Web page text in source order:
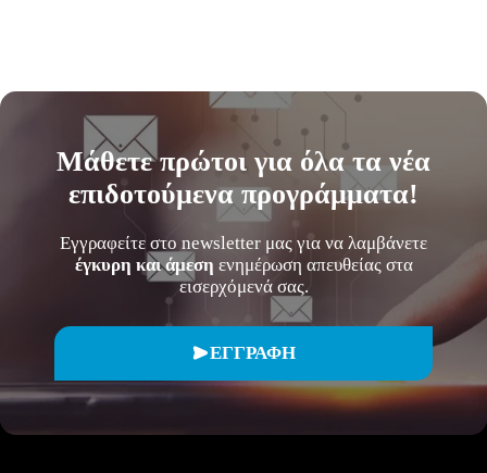
Μάθετεπρώτοι για όλα τα νέα
επιδοτούμενα προγράμματα!
Εγγραφείτε στο newsletter μας για να λαμβάνετε
έγκυρη και άμεση ενημέρωση απευθείας στα
εισερχόμενά σας.
ΕΓΓΡΑΦΗ